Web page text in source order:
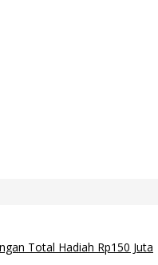
Total Hadiah Rp150 Juta